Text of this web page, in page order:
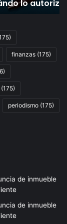
la ley
en
finanzas (175)
(175)
periodismo (175)
de inmueble
de inmueble